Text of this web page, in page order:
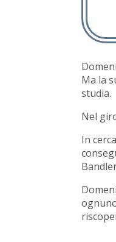
Ma la
studia.
Nel
In